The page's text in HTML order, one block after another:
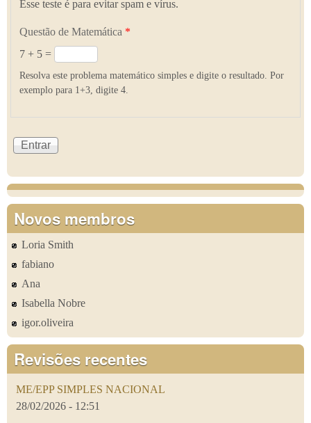
Esse teste é para evitar spam e vírus.
Questão de Matemática *
7 + 5 =
Resolva este problema matemático simples e digite o resultado. Por
exemplo para 1+3, digite 4.
Novos membros
Loria Smith
fabiano
Ana
Isabella Nobre
igor.oliveira
Revisões recentes
ME/EPP SIMPLES NACIONAL
28/02/2026 - 12:51